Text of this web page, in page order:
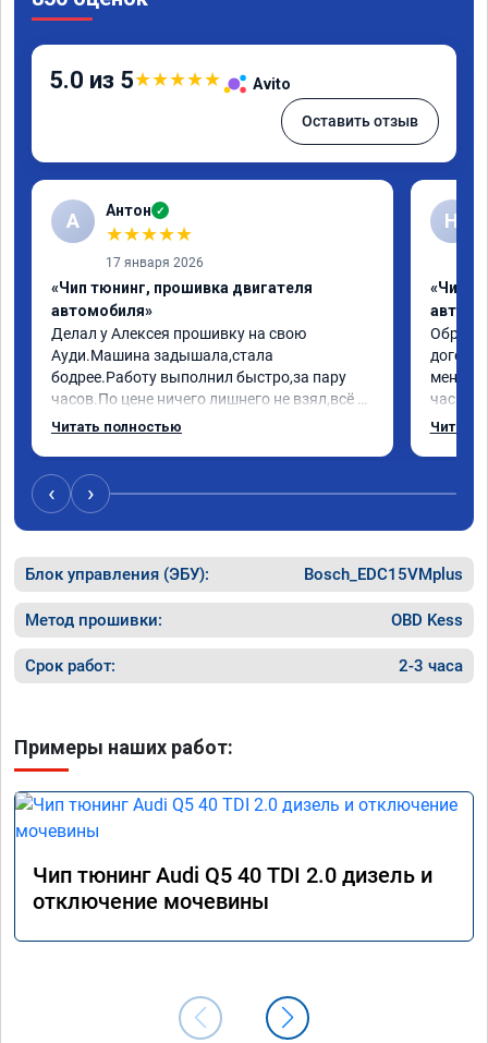
5.0 из 5★★★★★ Avito
Оставить отзыв
А Антон ✓
★★★★★
17 января 2026
«Чип тюнинг, прошивка двигателя
автомобиля»
Делал у Алексея прошивку на свою
Ауди.Машина задышала,стала
бодрее.Работу выполнил быстро,за пару
часов.По цене ничего лишнего не взял,всё
как договаривались заранее.После работы
случае поломки авто.Однозначно
рекомендую Алексея как грамотного
специалиста!
Читать полностью
Н
«Чип
меня
час
Арман
Читать
‹ ›
Блок управления (ЭБУ): Bosch_EDC15VMplus
Метод прошивки: OBD Kess
Срок работ: 2-3 часа
Примеры наших работ:
Чип тюнинг Audi Q5 40 TDI 2.0 дизель и
отключение мочевины